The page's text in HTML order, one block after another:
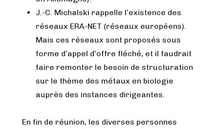
J.-C. Michalski rappelle l’existence des
réseaux ERA-NET (réseaux européens).
Mais ces réseaux sont proposés sous
forme d’appel d’offre fléché, et il faudrait
faire remonter le besoin de structuration
sur le thème des métaux en biologie
auprès des instances dirigeantes.
En fin de réunion, les diverses personnes